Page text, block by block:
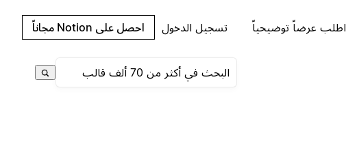
اطلب عرضاً توضيحياً تسجيل الدخول احصل على Notion مجاناً